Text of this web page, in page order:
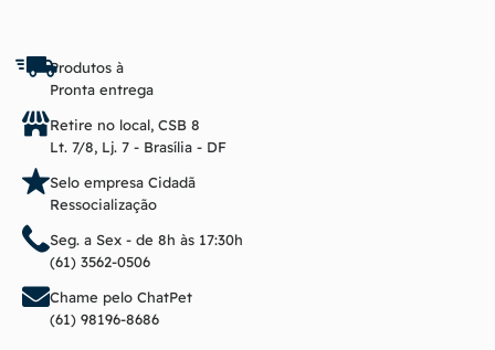
Produtos à
Pronta entrega
Retire no local, CSB 8
Lt. 7/8, Lj. 7 - Brasília - DF
Selo empresa Cidadã
Ressocialização
Seg. a Sex - de 8h às 17:30h
(61) 3562-0506
Chame pelo ChatPet
(61) 98196-8686